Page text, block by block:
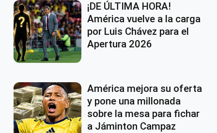
¡DE ÚLTIMA HORA!
América vuelve a la carga
por Luis Chávez para el
Apertura 2026
América mejora su oferta
y pone una millonada
sobre la mesa para fichar
a Jáminton Campaz